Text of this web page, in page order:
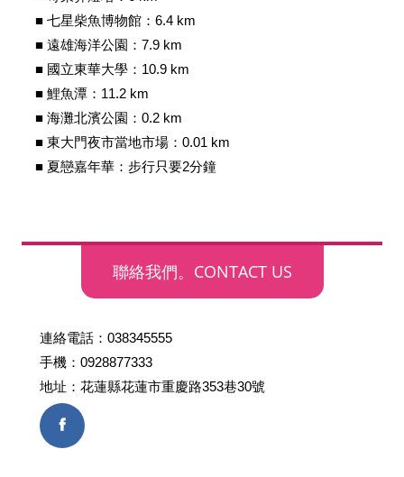
內容：
回覆：
訪客：郭
主題： 住
內容：8／16_8／17住宿2天，5人房，可有房型
2025/07/26 18:01:52
訪客：
內容：私密留言，只有版主能看見
回覆：已回應，請見mail
訪客：
■ 七星柴魚博物館：6.4 km
■ 遠雄海洋公園：7.9 km
■ 國立東華大學：10.9 km
■ 鯉魚潭：11.2 km
■ 海灘北濱公園：0.2 km
■ 東大門夜市當地市場：0.01 km
■ 夏戀嘉年華：步行只要2分鐘
聯絡我們。CONTACT US
連絡電話：038345555
手機：0928877333
地址：花蓮縣花蓮市重慶路353巷30號